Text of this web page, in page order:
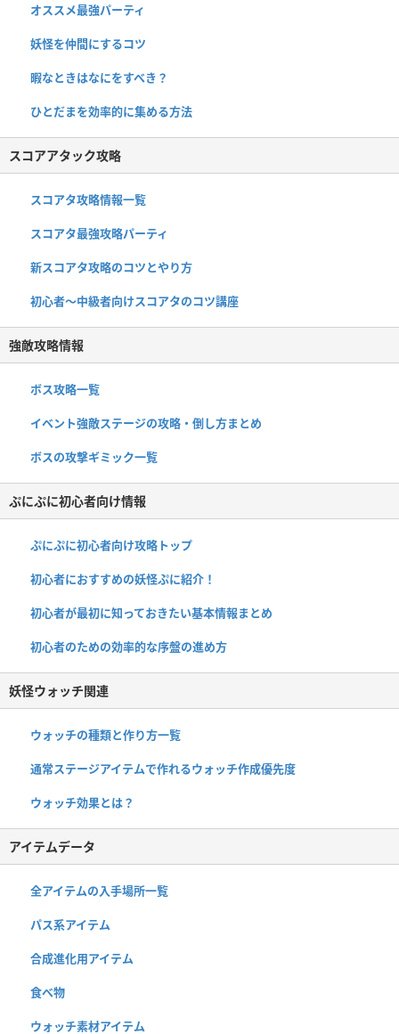
オススメ最強パーティ
妖怪を仲間にするコツ
暇なときはなにをすべき？
ひとだまを効率的に集める方法
スコアアタック攻略
スコアタ攻略情報一覧
スコアタ最強攻略パーティ
新スコアタ攻略のコツとやり方
初心者〜中級者向けスコアタのコツ講座
強敵攻略情報
ボス攻略一覧
イベント強敵ステージの攻略・倒し方まとめ
ボスの攻撃ギミック一覧
ぷにぷに初心者向け情報
ぷにぷに初心者向け攻略トップ
初心者におすすめの妖怪ぷに紹介！
初心者が最初に知っておきたい基本情報まとめ
初心者のための効率的な序盤の進め方
妖怪ウォッチ関連
ウォッチの種類と作り方一覧
通常ステージアイテムで作れるウォッチ作成優先度
ウォッチ効果とは？
アイテムデータ
全アイテムの入手場所一覧
パス系アイテム
合成進化用アイテム
食べ物
ウォッチ素材アイテム